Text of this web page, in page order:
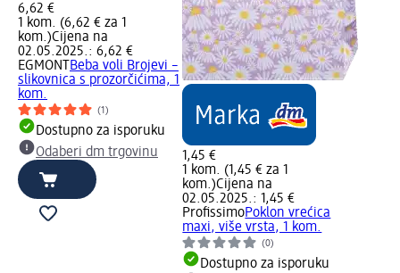
6,62 €
1 kom. (6,62 € za 1
kom.)Cijena na
02.05.2025.: 6,62 €
EGMONT
Beba voli Brojevi –
slikovnica s prozorčićima, 1
kom.
(1)
Dostupno za isporuku
Odaberi dm trgovinu
1,45 €
1 kom. (1,45 € za 1
kom.)Cijena na
02.05.2025.: 1,45 €
ProfissimoPoklon vrećica
maxi, više vrsta, 1 kom.
(0)
Dostupno za isporuku